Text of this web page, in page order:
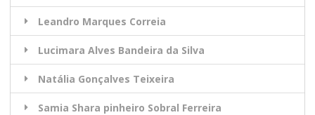
Leandro Marques Correia
Lucimara Alves Bandeira da Silva
Natália Gonçalves Teixeira
Samia Shara pinheiro Sobral Ferreira